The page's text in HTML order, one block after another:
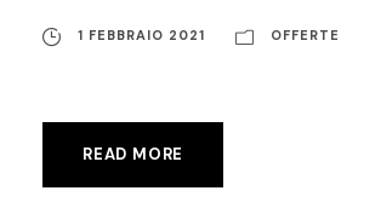
1 FEBBRAIO 2021 OFFERTE
READ MORE